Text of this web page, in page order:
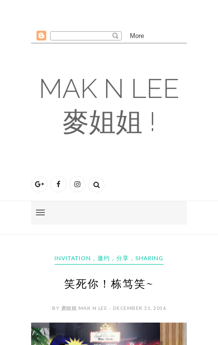
MAK N LEE
麥姐姐 !
INVITATION，邀约，分享，SHARING
笑死你！栋笃笑~
BY 麦姐姐 MAK N LEE - DECEMBER 31, 2016